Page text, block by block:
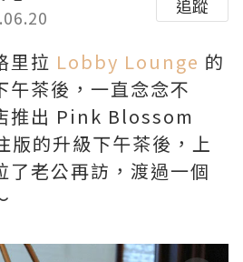
追蹤
里拉 Lobby Lounge 的
午茶後，一直念念不
推出 Pink Blossom
的升級下午茶後，上
了老公再訪，渡過一個